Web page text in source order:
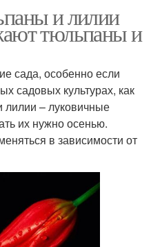
и лилии
тюльпаны и
сада, особенно если
садовых культурах, как
– луковичные
их нужно осенью.
в зависимости от